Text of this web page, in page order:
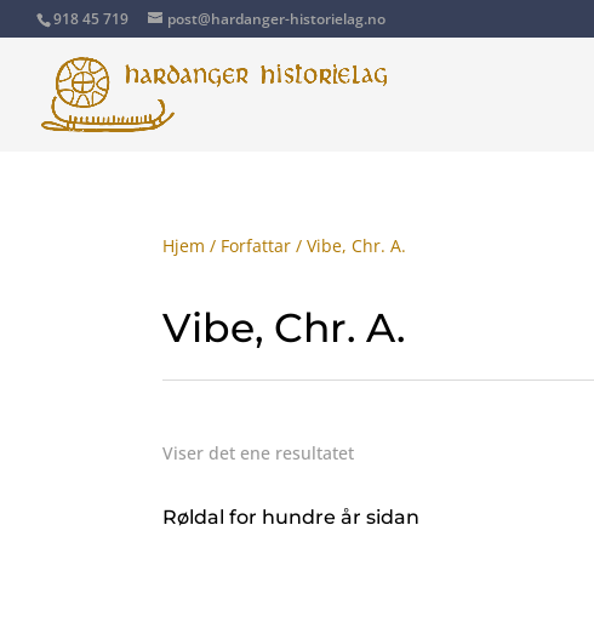
918 45 719 post@hardanger-historielag.no
Hjem / Forfattar / Vibe, Chr. A.
Vibe, Chr. A.
Viser det ene resultatet
Røldal for hundre år sidan